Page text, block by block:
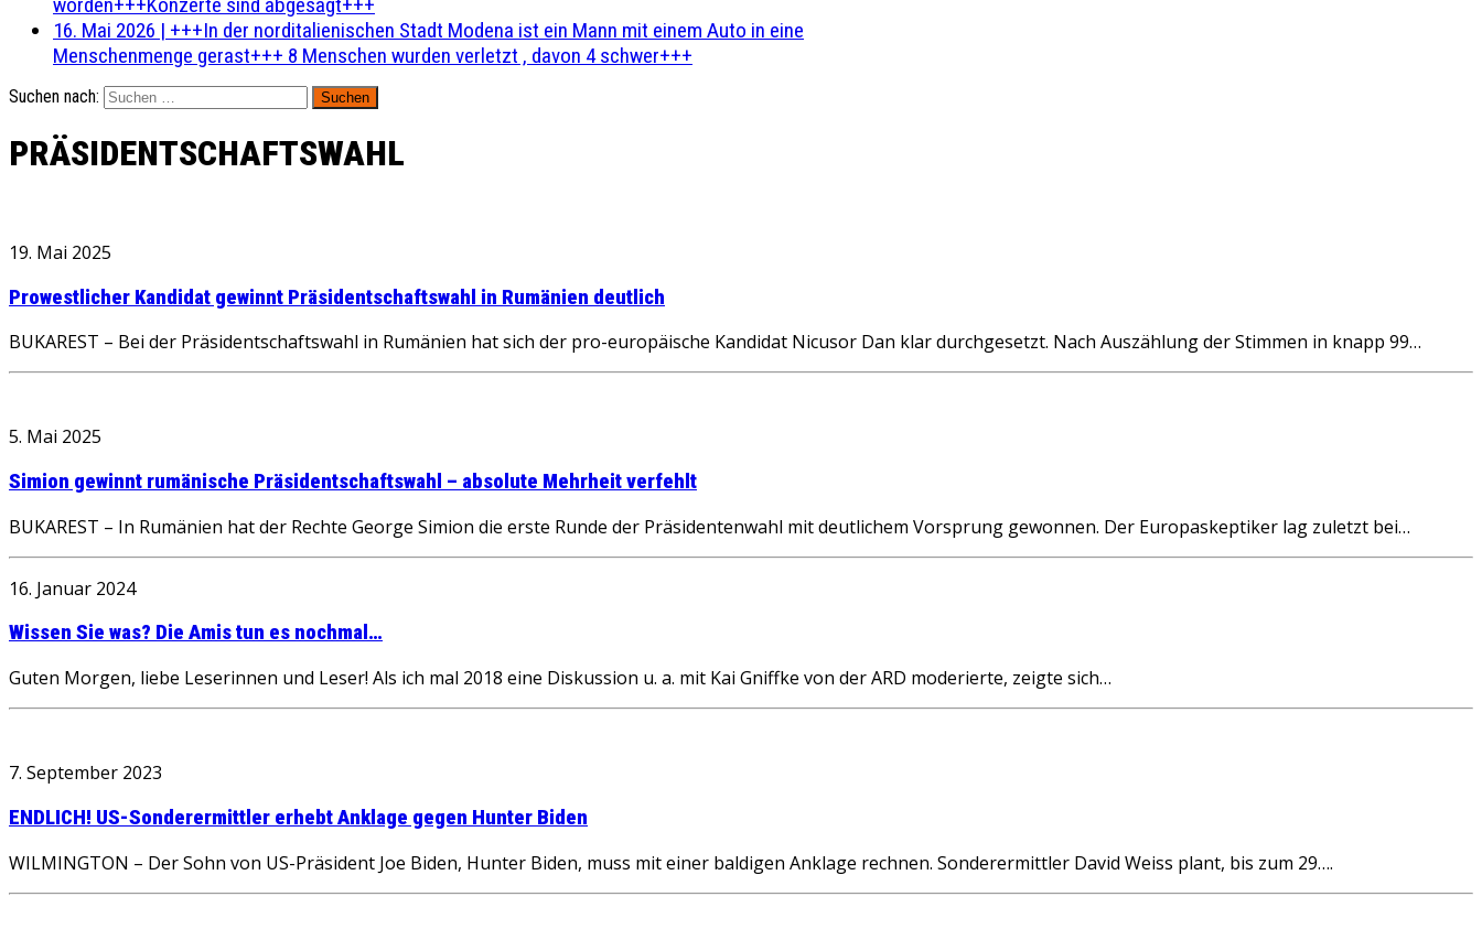
16. Mai 2026 | +++In der norditalienischen Stadt Modena ist ein Mann mit einem Auto in eine
Menschenmenge gerast+++ 8 Menschen wurden verletzt , davon 4 schwer+++
Suchen nach:
PRÄSIDENTSCHAFTSWAHL
19. Mai 2025
Prowestlicher Kandidat gewinnt Präsidentschaftswahl in Rumänien deutlich
BUKAREST – Bei der Präsidentschaftswahl in Rumänien hat sich der pro-europäische Kandidat Nicusor Dan klar durchgesetzt. Nach Auszählung der Stimmen in knapp 99…
5. Mai 2025
Simion gewinnt rumänische Präsidentschaftswahl – absolute Mehrheit verfehlt
BUKAREST – In Rumänien hat der Rechte George Simion die erste Runde der Präsidentenwahl mit deutlichem Vorsprung gewonnen. Der Europaskeptiker lag zuletzt bei…
16. Januar 2024
Wissen Sie was? Die Amis tun es nochmal…
Guten Morgen, liebe Leserinnen und Leser! Als ich mal 2018 eine Diskussion u. a. mit Kai Gniffke von der ARD moderierte, zeigte sich…
7. September 2023
ENDLICH! US-Sonderermittler erhebt Anklage gegen Hunter Biden
WILMINGTON – Der Sohn von US-Präsident Joe Biden, Hunter Biden, muss mit einer baldigen Anklage rechnen. Sonderermittler David Weiss plant, bis zum 29….